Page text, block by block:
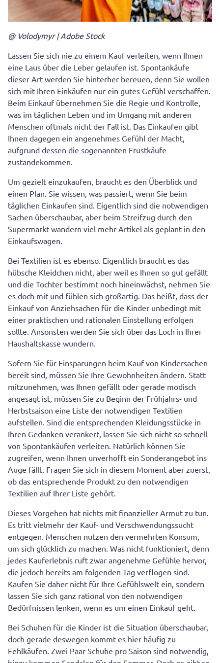
@ Volodymyr | Adobe Stock
Lassen Sie sich nie zu einem Kauf verleiten, wenn Ihnen
eine Laus über die Leber gelaufen ist. Spontankäufe
dieser Art werden Sie hinterher bereuen, denn Sie wollen
sich mit Ihren Einkäufen nur ein gutes Gefühl verschaffen.
Beim Einkauf übernehmen Sie die Regie und Kontrolle,
was im täglichen Leben und im Umgang mit anderen
Menschen oftmals nicht der Fall ist. Das Einkaufen gibt
Ihnen dagegen ein angenehmes Gefühl der Macht,
aufgrund dessen die sogenannten Frustkäufe
zustandekommen.
Um gezielt einzukaufen, braucht es den Überblick und
einen Plan. Sie wissen, was passiert, wenn Sie beim
täglichen Einkaufen sind. Eigentlich sind die notwendigen
Sachen überschaubar, aber beim Streifzug durch den
Supermarkt wandern viel mehr Artikel als geplant in den
Einkaufswagen.
Bei Textilien ist es ebenso. Eigentlich braucht es das
hübsche Kleidchen nicht, aber weil es Ihnen so gut gefällt
und die Tochter bestimmt noch hineinwächst, nehmen Sie
es doch mit und fühlen sich großartig. Das heißt, dass der
Einkauf von Anziehsachen für die Kinder unbedingt mit
einer praktischen und rationalen Einstellung erfolgen
sollte. Ansonsten werden Sie sich über das Loch in Ihrer
Haushaltskasse wundern.
Sofern Sie für Einsparungen beim Kauf von Kindersachen
bereit sind, müssen Sie Ihre Gewohnheiten ändern. Statt
mitzunehmen, was Ihnen gefällt oder gerade modisch
angesagt ist, müssen Sie zu Beginn der Frühjahrs- und
Herbstsaison eine Liste der notwendigen Textilien
aufstellen. Sind die entsprechenden Kleidungsstücke in
Ihren Gedanken verankert, lassen Sie sich nicht so schnell
von Spontankäufen verleiten. Natürlich können Sie
zugreifen, wenn Ihnen unverhofft ein Sonderangebot ins
Auge fällt. Fragen Sie sich in diesem Moment aber zuerst,
ob das entsprechende Produkt zu den notwendigen
Textilien auf Ihrer Liste gehört.
Dieses Vorgehen hat nichts mit finanzieller Armut zu tun.
Es tritt vielmehr der Kauf- und Verschwendungssucht
entgegen. Menschen nutzen den vermehrten Konsum,
um sich glücklich zu machen. Was nicht funktioniert, denn
jedes Kauferlebnis ruft zwar angenehme Gefühle hervor,
die jedoch bereits am folgenden Tag verflogen sind.
Kaufen Sie daher nicht für Ihre Gefühlswelt ein, sondern
lassen Sie sich ganz rational von den notwendigen
Bedürfnissen lenken, wenn es um einen Einkauf geht.
Bei Schuhen für die Kinder ist die Situation überschaubar,
doch gerade deswegen kommt es hier häufig zu
Fehlkäufen. Zwei Paar Schuhe pro Saison sind notwendig,